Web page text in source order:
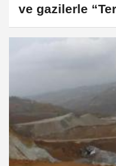
ve gazilerle
Kardeşlik